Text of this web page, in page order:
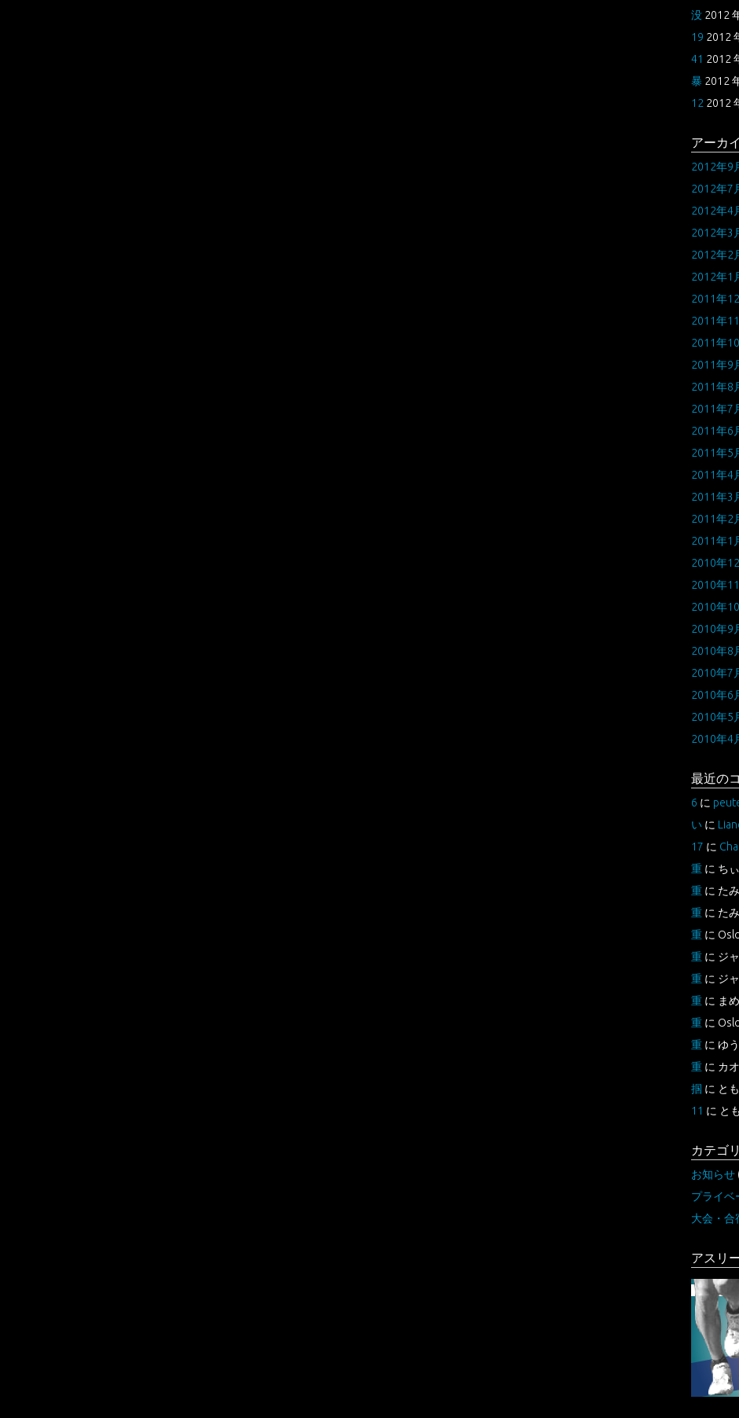
没 2012
19 2012
41 2012
暴 2012
12 2012
アーカ
2012年9
2012年7
2012年4
2012年3
2012年2
2012年1
2011年
2011年
2011年
2011年9
2011年8
2011年7
2011年6
2011年5
2011年4
2011年3
2011年2
2011年1
2010年
2010年
2010年
2010年9
2010年8
2010年7
2010年6
2010年5
2010年4
最近の
6 に
いに
17 に
重に ち
重に たみ
重に たみ
重に
重に ジ
重に ジ
重に ま
重に
重に ゆ
重に カ
掴 に と
11 に と
カテゴ
お知らせ
プライベ
大会・合
アスリ